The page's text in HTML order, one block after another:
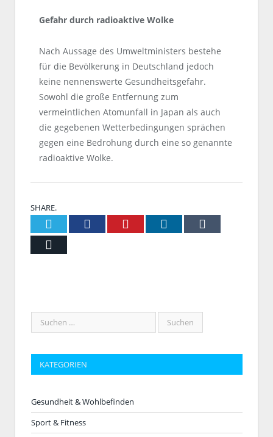
Gefahr durch radioaktive Wolke
Nach Aussage des Umweltministers bestehe
für die Bevölkerung in Deutschland jedoch
keine nennenswerte Gesundheitsgefahr.
Sowohl die große Entfernung zum
vermeintlichen Atomunfall in Japan als auch
die gegebenen Wetterbedingungen sprächen
gegen eine Bedrohung durch eine so genannte
radioaktive Wolke.
SHARE.
Twitter Facebook Pinterest LinkedIn
KATEGORIEN
Gesundheit & Wohlbefinden
Sport & Fitness